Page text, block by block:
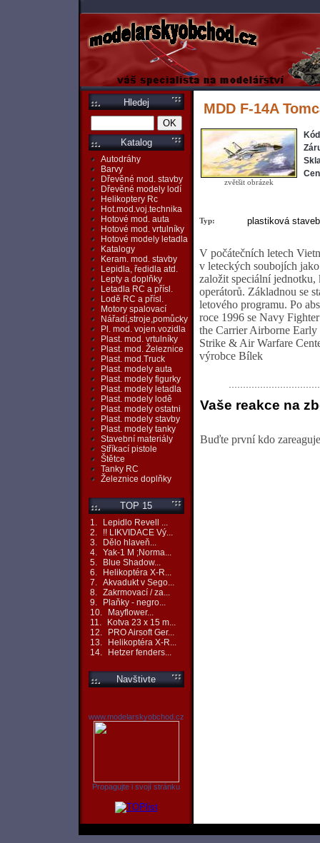
Hledej
Katalog
Autodráhy
Barvy
Dřevěné mod. stavby
Dřevěné modely lodí
Helikoptery Rc
Hot.mod.voj.technika
Hotové mod. auta
Hotové mod. vrtulníky
Hotové modely letadla
Katalogy
Keram. mod. stavby
Lepidla, ředidla atd.
Lepty a doplňky
Letadla RC a přísl.
Lodě RC a přísl.
Motory spalovací
Nářadí,stroje,pomůcky
Pl. mod. vojen.vozidla
Plast. mod. vrtulníky
Plast. mod. Železnice
Plast. mod.Truck
Plast. modely auta
Plast. modely figurky
Plast. modely letadla
Plast. modely lodě
Plast. modely ostatni
Plast. modely stavby
Plast. modely tanky
Stavební materiály
Stříkací pistole
Štětce
Tanky RC
Železnice doplňky
TOP 15
1.
Lepidlo Revell ...
2.
!! LIKVIDACE Vý...
3.
Dělo hlaveň...
4. Yak-1 M ;Norma...
5.
Blue Shadow...
6.
Helikoptéra X-R...
7. Akvadukt v Sego...
8. Zakrmovací / za...
9.
Plaňky - negro...
10.
Mayflower...
11.
Kotva 23 x 15 m...
12.
PRO Airsoft Ger...
13.
Helikoptéra X-R...
14.
Hetzer fenders...
Navštivte
www.modelarskyobchod.cz
Propagujte i svojí stránku
MDD F-14A
zvětšit obrázek
Typ: plastiková
V počátečních letech
v leteckých soubojích
založit speciální jednotku,
operátorů. Základnou se
letového programu. Po
roce 1996 se Navy
the Carrier Airborne
Strike & Air Warfare
výrobce Bílek
Vaše reakce na
Buďte první kdo